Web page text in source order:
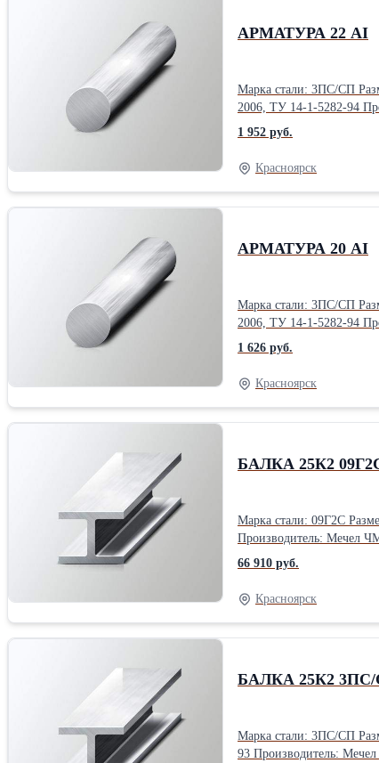
АРМАТУРА 22 АI
Марка стали: 3ПС/СП Размер: 11,7 м Диаметр: 22 мм Тип: Гладкая Класс: А-III А240 Форма выпуска: прутки Гост, ТУ: ГОСТ 5781-94, ГОСТ Р 52544-2006, ТУ 14-1-5526-
1 952 руб.
Красноярск
АРМАТУРА 20 АI
Марка стали: 3ПС/СП Размер: 11,7 м Диаметр: 20 мм Тип: Гладкая Класс: А-III А240 Форма выпуска: прутки Гост, ТУ: ГОСТ 5781-94, ГОСТ Р 52544-2006, ТУ 14-1-5526-
1 626 руб.
Красноярск
БАЛКА 25К2
Марка стали: 09Г2С Размер: 12 м Тип: К (колонная) Класс: С345 Форма выпуска: хлысты Гост, ТУ: ГОСТ 27772-2015, ГОСТ 19281-2014, ГОСТ 19425-74, СТО АСЧМ 20-93
Производитель: Мечел
66 910 руб.
Красноярск
БАЛКА 25К2
Марка стали: 3ПС/СП Размер: 12 м Тип: К (колонная) Класс: С255 Форма выпуска: хлысты Гост, ТУ: ГОСТ 27772-2015, ГОСТ 19281-2014, ГОСТ 19425-74, СТО АСЧМ 20-
93 Производитель: